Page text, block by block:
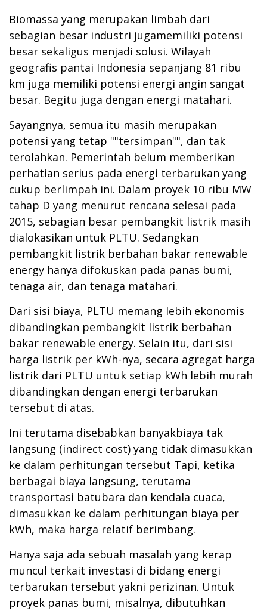
Biomassa yang merupakan limbah dari
sebagian besar industri jugamemiliki potensi
besar sekaligus menjadi solusi. Wilayah
geografis pantai Indonesia sepanjang 81 ribu
km juga memiliki potensi energi angin sangat
besar. Begitu juga dengan energi matahari.
Sayangnya, semua itu masih merupakan
potensi yang tetap ""tersimpan"", dan tak
terolahkan. Pemerintah belum memberikan
perhatian serius pada energi terbarukan yang
cukup berlimpah ini. Dalam proyek 10 ribu MW
tahap D yang menurut rencana selesai pada
2015, sebagian besar pembangkit listrik masih
dialokasikan untuk PLTU. Sedangkan
pembangkit listrik berbahan bakar renewable
energy hanya difokuskan pada panas bumi,
tenaga air, dan tenaga matahari.
Dari sisi biaya, PLTU memang lebih ekonomis
dibandingkan pembangkit listrik berbahan
bakar renewable energy. Selain itu, dari sisi
harga listrik per kWh-nya, secara agregat harga
listrik dari PLTU untuk setiap kWh lebih murah
dibandingkan dengan energi terbarukan
tersebut di atas.
Ini terutama disebabkan banyakbiaya tak
langsung (indirect cost) yang tidak dimasukkan
ke dalam perhitungan tersebut Tapi, ketika
berbagai biaya langsung, terutama
transportasi batubara dan kendala cuaca,
dimasukkan ke dalam perhitungan biaya per
kWh, maka harga relatif berimbang.
Hanya saja ada sebuah masalah yang kerap
muncul terkait investasi di bidang energi
terbarukan tersebut yakni perizinan. Untuk
proyek panas bumi, misalnya, dibutuhkan